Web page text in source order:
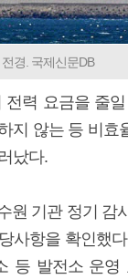
경. 국제신문DB
력 요금을 줄
지 않는 등 비효
났다.
원 기관 정기 감
사항을 확인했
등 발전소 운영